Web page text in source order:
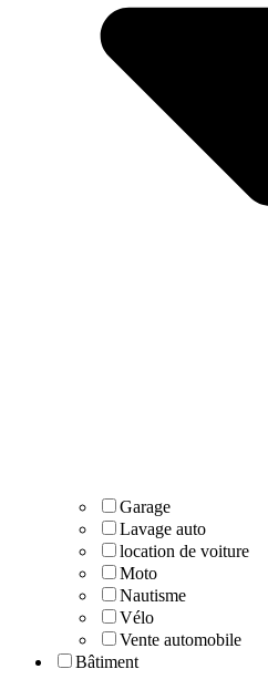
Garage
Lavage auto
location de voiture
Moto
Nautisme
Vélo
Vente automobile
Bâtiment